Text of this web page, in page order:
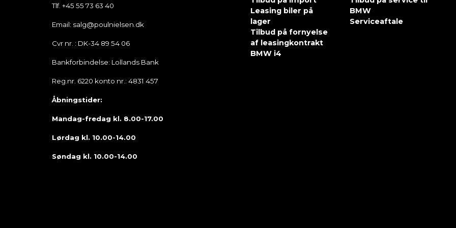
Oxidgrå II metallisk, 22'' alufælge, Fully Charged Sports model, sædevarme for/bag, Airconditionerede
forsæder, Ambient lys, Akustisk fodgængerbeskyttelse, 4 zone klima, DAB+, Widescreen display,
Mørklagt glas, Automatisk bagklap, højdejust. forsæder, bluetooth, musikstreaming via bluetooth,
-Udbetaling: kr. 88.400
-Løbetid 96 mdr.
-Ydelse: kr. 4.513
-Variabel rente kun 3,49%
Tlf. +45 55 73 63 40
Email: salg@poulnielsen.dk
Cvr nr. : DK-34 89 54 06
Bankforbindelse: Lollands Bank
Reg.nr. 6220 konto nr.: 4831 457
Åbningstider:
Mandag-fredag kl. 8.00-17.00
Lørdag kl. 10.00-14.00
Søndag kl. 10.00-14.00
Leasing biler på
lager
Tilbud på fornyelse
af leasingkontrakt
BMW i4
BMW
Serviceaftale